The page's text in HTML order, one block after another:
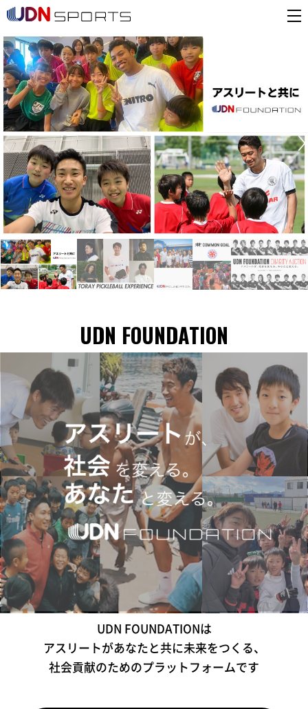
UDN FOUNDATION
UDN FOUNDATIONは
アスリートがあなたと共に未来をつくる、
社会貢献のためのプラットフォームです